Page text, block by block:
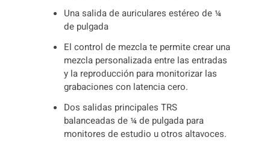
Una salida de auriculares estéreo de ¼
de pulgada
El control de mezcla te permite crear una
mezcla personalizada entre las entradas
y la reproducción para monitorizar las
grabaciones con latencia cero.
Dos salidas principales TRS
balanceadas de ¼ de pulgada para
monitores de estudio u otros altavoces.